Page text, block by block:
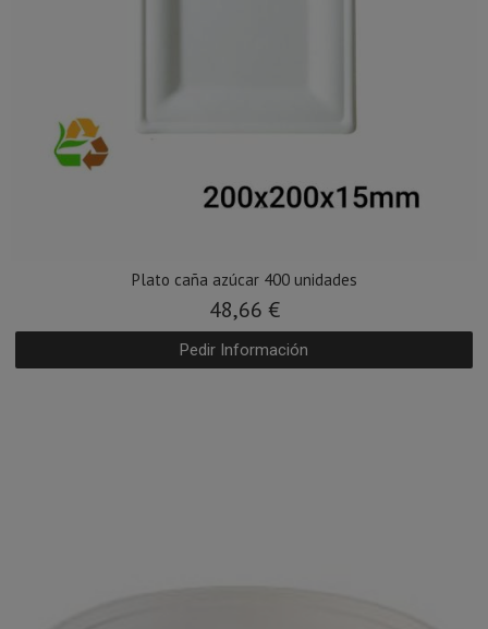
Plato caña azúcar 400 unidades
48,66 €
Pedir Información